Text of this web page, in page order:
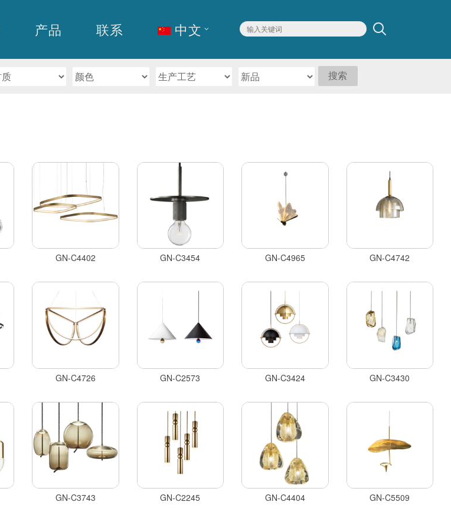
产品 联系 中文
搜索
GN-C4402 GN-C3454 GN-C4965 GN-C4742
GN-C4726 GN-C2573 GN-C3424 GN-C3430
GN-C3743 GN-C2245 GN-C4404 GN-C5509